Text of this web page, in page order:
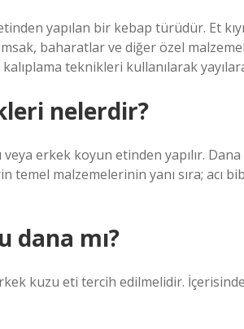
yapılan bir kebap türüdür. Et
baharatlar ve diğer özel
teknikleri kullanılarak
nelerdir?
erkek koyun etinden yapılır.
temel malzemelerinin yanı sıra; acı
dana mı?
kuzu eti tercih edilmelidir.